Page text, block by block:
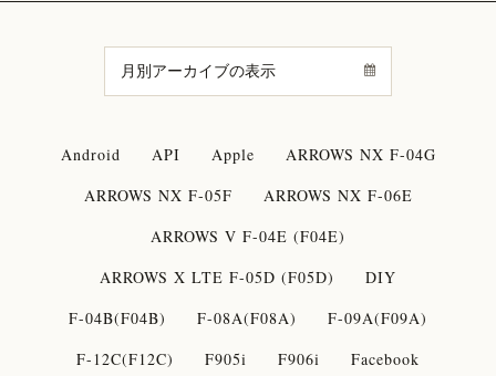
Android API Apple
ARROWS NX F-04G
ARROWS NX F-05F
ARROWS NX F-06E
ARROWS V F-04E (F04E)
ARROWS X LTE F-05D (F05D)
DIY
F-04B(F04B)
F-08A(F08A)
F-09A(F09A)
F-12C(F12C)
F905i F906i
Facebook